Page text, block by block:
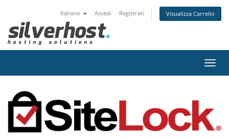
Italiano Accedi Registrati Visualizza Carrello
Attiva